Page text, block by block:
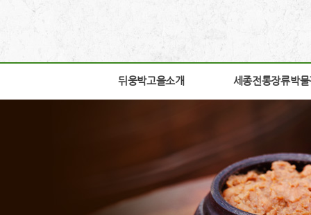
뒤웅박고을소개 세종전통장류박물
뒤웅박고을소개 세종전통장류박물
조감도
학술연구
자료실
열린공간